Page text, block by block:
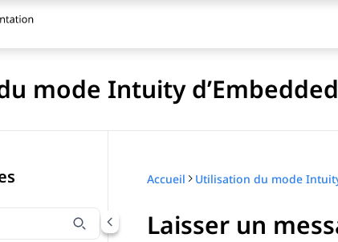
mode Intuity
titre
les éléments de navigation par titre
Accueil
Laisser un